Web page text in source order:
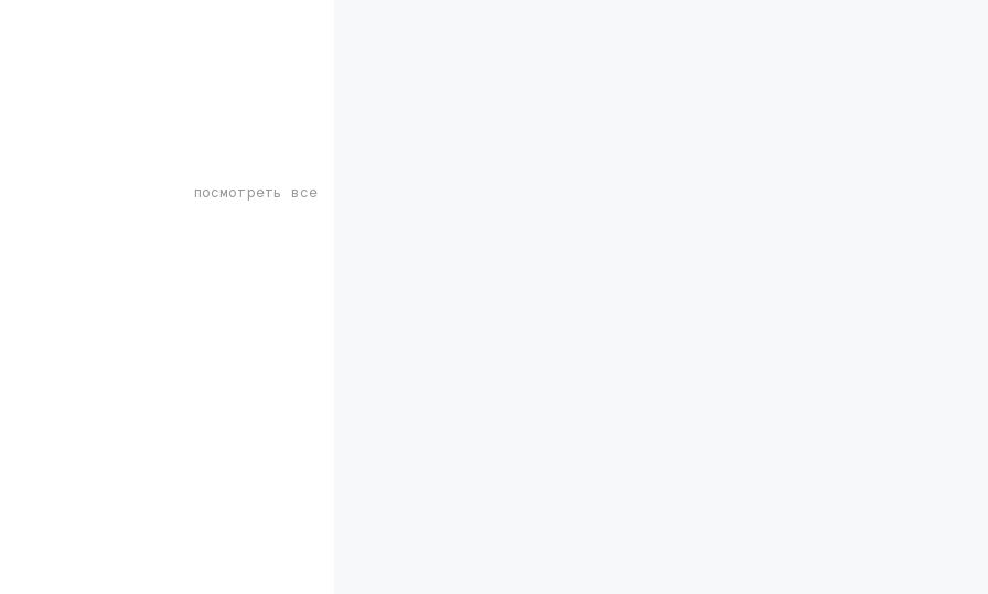
посмотреть все